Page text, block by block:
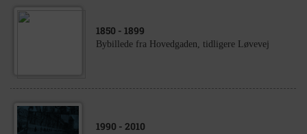
1850 - 1899
Bybillede fra Hovedgaden, tidligere Løvevej
1990 - 2010